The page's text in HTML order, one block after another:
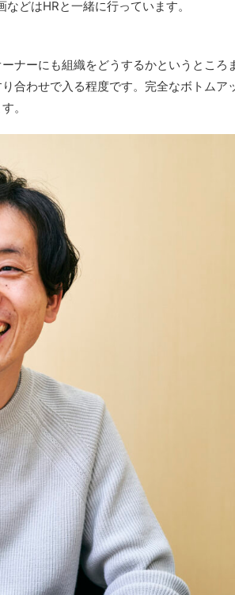
どはHRと一緒に行っています。
ナーにも組織をどうするかというところ
合わせで入る程度です。完全なボトムア
。